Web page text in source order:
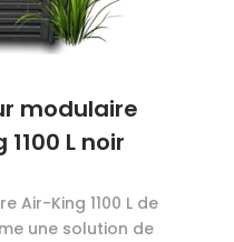
modulaire
L noir
Air-King 1100 L de
une solution de